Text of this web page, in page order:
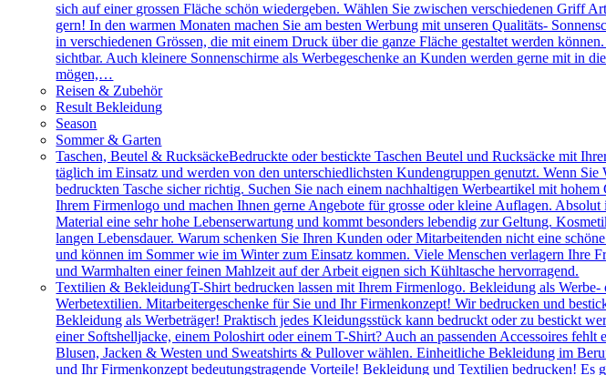
sich auf einer grossen Fläche schön wiedergeben. Wählen Sie zwischen verschiedenen Griff
gern! In den warmen Monaten machen Sie am besten Werbung mit unseren Qualitäts-
in verschiedenen Grössen, die mit einem Druck über die ganze Fläche gestaltet werden
sichtbar. Auch kleinere Sonnenschirme als Werbegeschenke an Kunden werden gerne mit in
mögen,…
Reisen & Zubehör
Result Bekleidung
Season
Sommer & Garten
Taschen, Beutel & RucksäckeBedruckte oder bestickte Taschen Beutel und Rucksäcke mit
täglich im Einsatz und werden von den unterschiedlichsten Kundengruppen genutzt. Wenn
bedruckten Tasche sicher richtig. Suchen Sie nach einem nachhaltigen Werbeartikel mit
Ihrem Firmenlogo und machen Ihnen gerne Angebote für grosse oder kleine Auflagen.
Material eine sehr hohe Lebenserwartung und kommt besonders lebendig zur Geltung.
langen Lebensdauer. Warum schenken Sie Ihren Kunden oder Mitarbeitenden nicht eine
und können im Sommer wie im Winter zum Einsatz kommen. Viele Menschen verlagern Ihre
und Warmhalten einer feinen Mahlzeit auf der Arbeit eignen sich Kühltasche hervorragend.
Textilien & BekleidungT-Shirt bedrucken lassen mit Ihrem Firmenlogo. Bekleidung als
Werbetextilien. Mitarbeitergeschenke für Sie und Ihr Firmenkonzept! Wir bedrucken und
Bekleidung als Werbeträger! Praktisch jedes Kleidungsstück kann bedruckt oder zu bestickt
einer Softshelljacke, einem Poloshirt oder einem T-Shirt? Auch an passenden Accessoires
Blusen, Jacken & Westen und Sweatshirts & Pullover wählen. Einheitliche Bekleidung im
und Ihr Firmenkonzept bedeutungstragende Vorteile! Bekleidung und Textilien bedrucken!